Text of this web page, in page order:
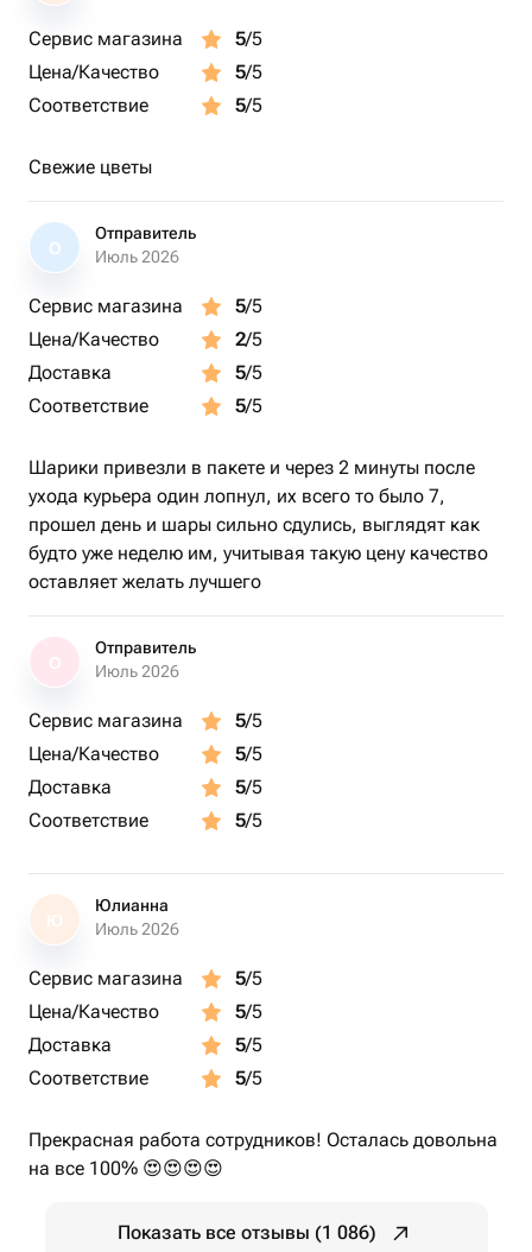
Сервис магазина 5/5
Цена/Качество
5/5
Соответствие
5/5
Свежие цветы
О
Отправитель
Июль 2026
Сервис магазина 5/5
Цена/Качество
2/5
Доставка
5/5
Соответствие
5/5
Шарики привезли в пакете и через 2 минуты после
ухода курьера один лопнул, их всего то было 7,
прошел день и шары сильно сдулись, выглядят как
будто уже неделю им, учитывая такую цену качество
оставляет желать лучшего
Отправитель
Июль 2026
Сервис магазина 5/5
Цена/Качество
5/5
Доставка
5/5
Соответствие
5/5
Ю
Юлианна
Июль 2026
Сервис магазина 5/5
Цена/Качество
5/5
Доставка
5/5
Соответствие
5/5
Прекрасная работа сотрудников! Осталась довольна
на все 100% 😍😍😍😍
Показать все отзывы (1 086)